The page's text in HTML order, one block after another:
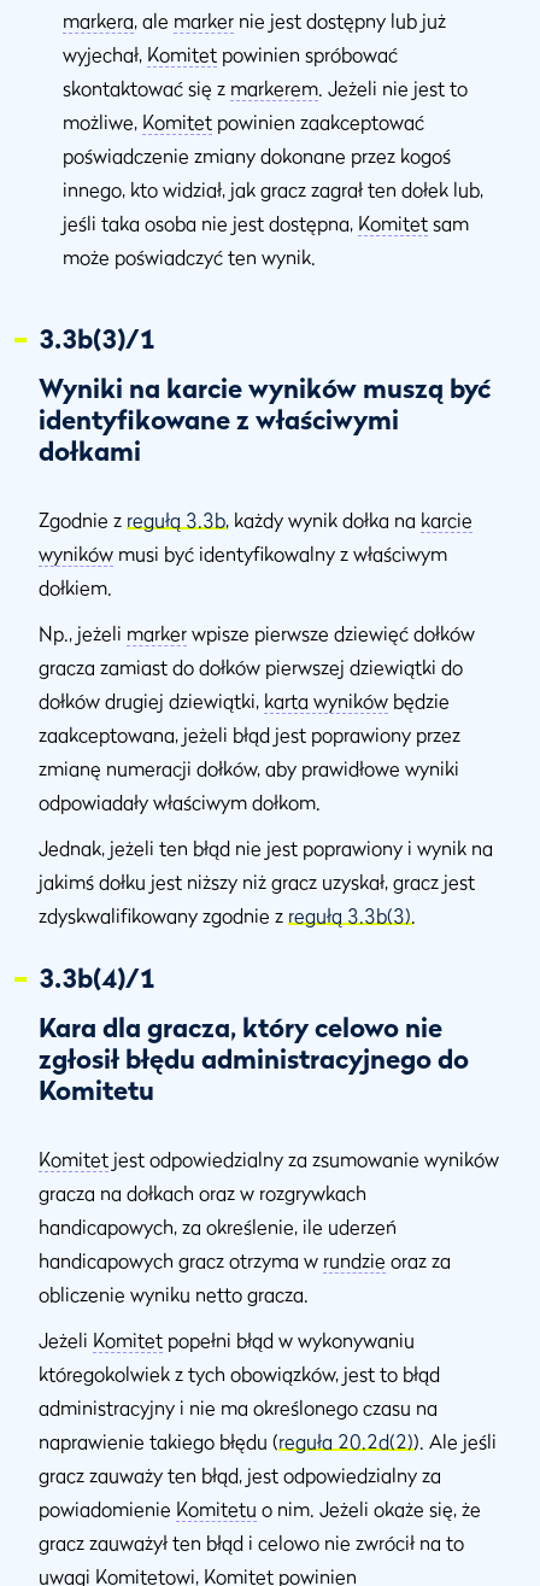
markera, ale marker nie jest dostępny lub już
wyjechał, Komitet powinien spróbować
skontaktować się z markerem. Jeżeli nie jest to
możliwe, Komitet powinien zaakceptować
poświadczenie zmiany dokonane przez kogoś
innego, kto widział, jak gracz zagrał ten dołek lub,
jeśli taka osoba nie jest dostępna, Komitet sam
może poświadczyć ten wynik.
3.3b(3)/1
Wyniki na karcie wyników muszą być
identyfikowane z właściwymi
dołkami
Zgodnie z regułą 3.3b, każdy wynik dołka na karcie
wyników musi być identyfikowalny z właściwym
dołkiem.
Np., jeżeli marker wpisze pierwsze dziewięć dołków
gracza zamiast do dołków pierwszej dziewiątki do
dołków drugiej dziewiątki, karta wyników będzie
zaakceptowana, jeżeli błąd jest poprawiony przez
zmianę numeracji dołków, aby prawidłowe wyniki
odpowiadały właściwym dołkom.
Jednak, jeżeli ten błąd nie jest poprawiony i wynik na
jakimś dołku jest niższy niż gracz uzyskał, gracz jest
zdyskwalifikowany zgodnie z regułą 3.3b(3).
3.3b(4)/1
Kara dla gracza, który celowo nie
zgłosił błędu administracyjnego do
Komitetu
Komitet jest odpowiedzialny za zsumowanie wyników
gracza na dołkach oraz w rozgrywkach
handicapowych, za określenie, ile uderzeń
handicapowych gracz otrzyma w rundzie oraz za
obliczenie wyniku netto gracza.
Jeżeli Komitet popełni błąd w wykonywaniu
któregokolwiek z tych obowiązków, jest to błąd
administracyjny i nie ma określonego czasu na
naprawienie takiego błędu (reguła 20.2d(2)). Ale jeśli
gracz zauważy ten błąd, jest odpowiedzialny za
powiadomienie Komitetu o nim. Jeżeli okaże się, że
gracz zauważył ten błąd i celowo nie zwrócił na to
uwagi Komitetowi, Komitet powinien